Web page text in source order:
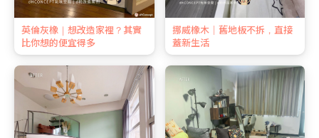
英倫灰橡｜想改造家裡？其實
比你想的便宜得多
挪威橡木｜舊地板不拆，直接
蓋新生活